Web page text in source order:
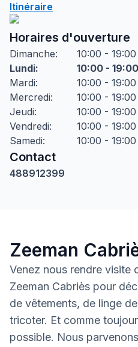
Itinéraire
Horaires d'ouverture
Dimanche:
10:00 - 19:00
Lundi:
10:00 - 19:00
Mardi:
10:00 - 19:00
Mercredi:
10:00 - 19:00
Jeudi:
10:00 - 19:00
Vendredi:
10:00 - 19:00
Samedi: 10:00 - 19:00
Contact
488912399
Zeeman
Venez nous rendre visite
Zeeman Cabriès pour
de vêtements, de linge
tricoter. Et comme
possible. Nous